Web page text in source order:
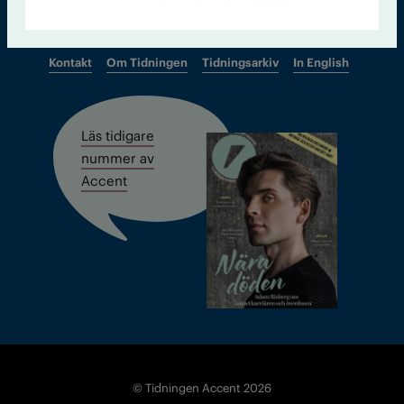
Kontakt Om Tidningen Tidningsarkiv In English
Läs tidigare
nummer av
Accent
© Tidningen Accent 2026